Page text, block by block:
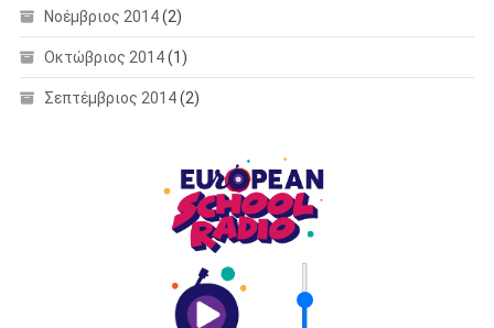
Νοέμβριος 2014(2)
Οκτώβριος 2014(1)
Σεπτέμβριος 2014(2)